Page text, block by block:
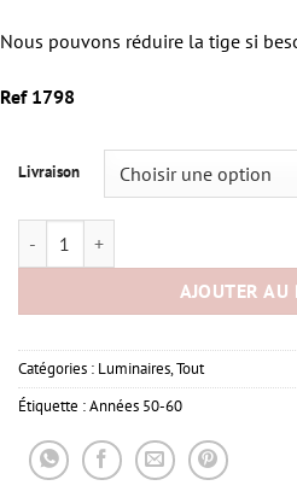
Nous pouvons réduire la tige si
Ref 1798
Livraison
quantité de Lustre vintage toupie
AJOUTER AU
Catégories : Luminaires,Tout
Étiquette :Années 50-60